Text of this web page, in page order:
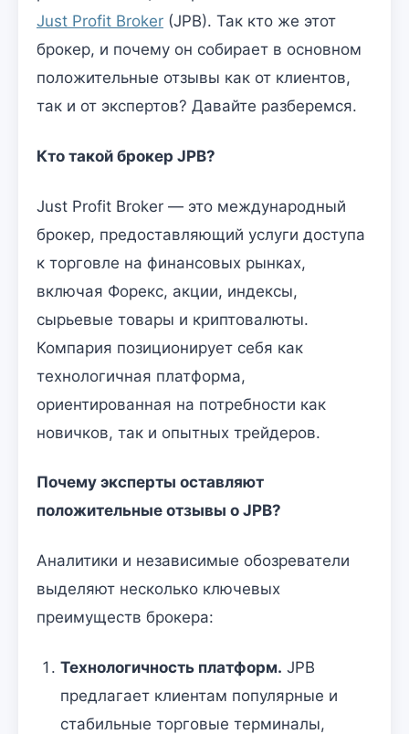
Just Profit Broker (JPB). Так кто же этот
брокер, и почему он собирает в основном
положительные отзывы как от клиентов,
так и от экспертов? Давайте разберемся.
Кто такой брокер JPB?
Just Profit Broker — это международный
брокер, предоставляющий услуги доступа
к торговле на финансовых рынках,
включая Форекс, акции, индексы,
сырьевые товары и криптовалюты.
Компария позиционирует себя как
технологичная платформа,
ориентированная на потребности как
новичков, так и опытных трейдеров.
Почему эксперты оставляют
положительные отзывы о JPB?
Аналитики и независимые обозреватели
выделяют несколько ключевых
преимуществ брокера:
Технологичность платформ. JPB
предлагает клиентам популярные и
стабильные торговые терминалы,